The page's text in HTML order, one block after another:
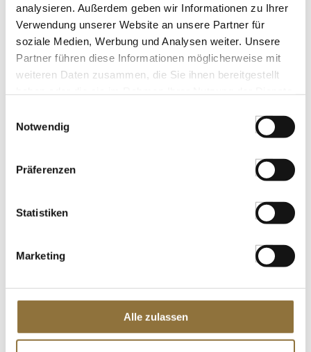
analysieren. Außerdem geben wir Informationen zu Ihrer
Verwendung unserer Website an unsere Partner für
soziale Medien, Werbung und Analysen weiter. Unsere
Partner führen diese Informationen möglicherweise mit
weiteren Daten zusammen, die Sie ihnen bereitgestellt
Notwendig
Präferenzen
Statistiken
Marketing
Alle zulassen
Limetten-Paste, Dreidoppel, No.215, 1
kg
Art.Nr.:37886
Produkt nur für Gastronomiekunden verfügbar. i
Mandarinen-Paste, Dreidoppel, No.210,
Produkt nur für Gastronomiekunden verfügbar. i
Art.Nr.:38154